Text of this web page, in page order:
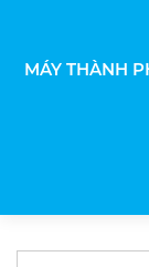
MÁY THÀNH